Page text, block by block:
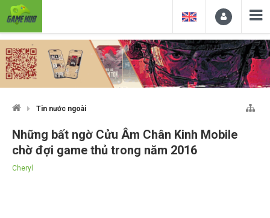
Tin nước ngoài
Những bất ngờ Cửu Âm Chân Kinh Mobile
chờ đợi game thủ trong năm 2016
Cheryl